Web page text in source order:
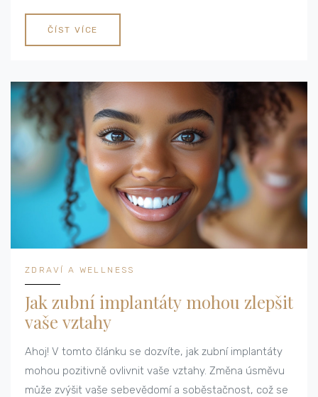
můžeme podniknout k jeho zastavení. Připojte se ke
mně na této cestě za zdravým úsměvem.
ČÍST VÍCE
ZDRAVÍ A WELLNESS
Jak zubní implantáty mohou zlepšit
vaše vztahy
Ahoj! V tomto článku se dozvíte, jak zubní implantáty
mohou pozitivně ovlivnit vaše vztahy. Změna úsměvu
může zvýšit vaše sebevědomí a soběstačnost, což se